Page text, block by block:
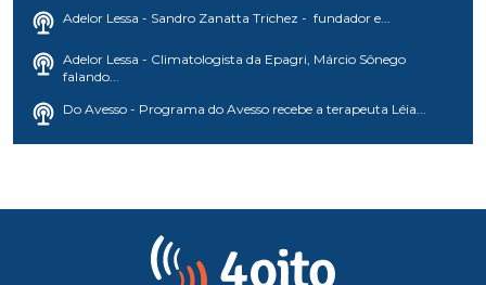
Adelor Lessa - Sandro Zanatta Trichez - fundador e...
Adelor Lessa - Climatologista da Epagri, Márcio Sônego
falando...
Do Avesso - Programa do Avesso recebe a terapeuta Léia...